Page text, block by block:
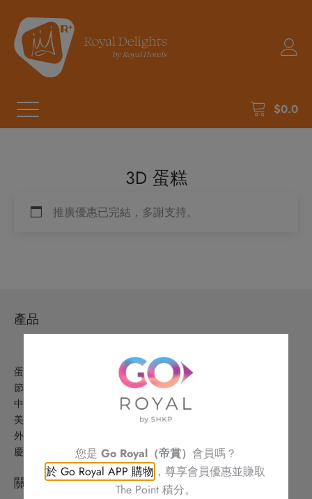
$0.0
3D 蛋糕
推廣優惠已完結，多謝支持。
產品
蛋糕美點
節日精選
中式美食
美酒及禮品
外賣美食及優惠
慶祝
關於
您是 Go Royal（帝賞） 會員嗎？
於 Go Royal APP 購物 ，尊享會員優惠並賺取
The Point 積分。